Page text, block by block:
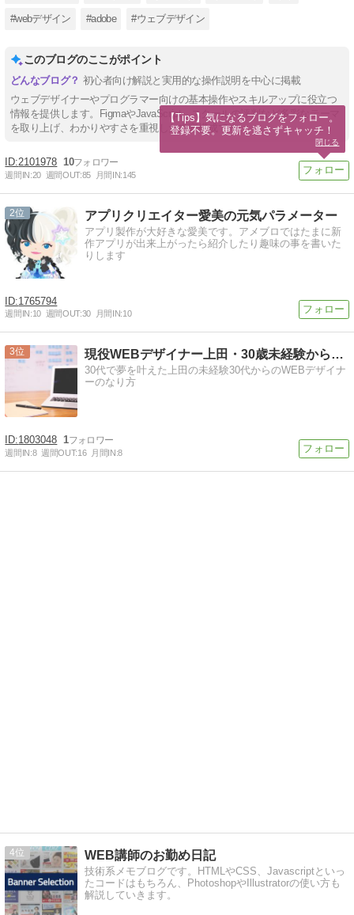
#webデザイン #adobe #ウェブデザイン
このブログのここがポイント
初心者向け解説と実用的な操作説明を中心に掲載
ウェブデザイナーやプログラマー向けの基本操作やスキルアップに役立つ
情報を提供します。FigmaやJavaScript、スクールの評判など多彩なテーマ
を取り上げ、わかりやすさを重視した内容構成です。
2101978 10
週間IN:20 週間OUT:85 月間IN:145
2 アプリクリエイター愛美の元気パラメーター
アプリ製作が大好きな愛美です。アメブロではたまに新
作アプリが出来上がったら紹介したり趣味の事を書いた
りします
1765794
週間IN:10 週間OUT:30 月間IN:10
3 現役WEBデザイナー上田・30歳未経験からの転職、起業講座
30代で夢を叶えた上田の未経験30代からのWEBデザイナ
ーのなり方
1803048 1
週間IN:8 週間OUT:16 月間IN:8
4 WEB講師のお勤め日記
技術系メモブログです。HTMLやCSS、Javascriptといっ
たコードはもちろん、PhotoshopやIllustratorの使い方も
解説していきます。
【Tips】気になるブログをフォロー。
登録不要。更新を逃さずキャッチ！
閉じる